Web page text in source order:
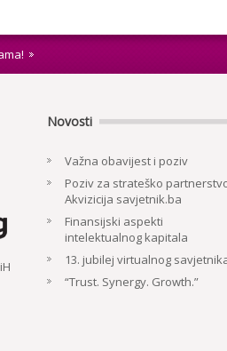
Novosti
Važna obavijest i poziv
Poziv za strateško
Akvizicija savjetnik.ba
Finansijski aspekti
intelektualnog kapitala
13. jubilej virtualnog
“Trust. Synergy. Growth.”